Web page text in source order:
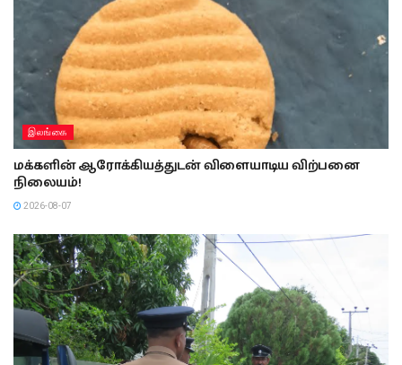
இலங்கை
மக்களின் ஆரோக்கியத்துடன் விளையாடிய விற்பனை
நிலையம்!
2026-08-07